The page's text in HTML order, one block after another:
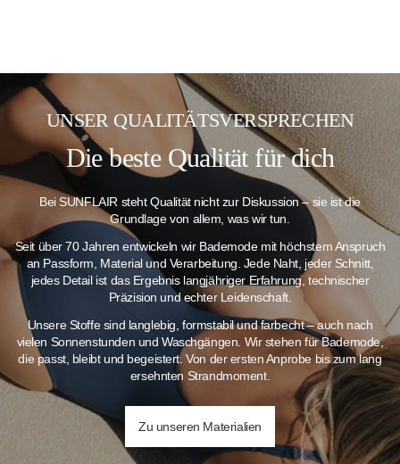
UNSER QUALITÄTSVERSPRECHEN
Die beste Qualität für dich
Bei SUNFLAIR steht Qualität nicht zur Diskussion – sie ist die
Grundlage von allem, was wir tun.
Seit über 70 Jahren entwickeln wir Bademode mit höchstem Anspruch
an Passform, Material und Verarbeitung. Jede Naht, jeder Schnitt,
jedes Detail ist das Ergebnis langjähriger Erfahrung, technischer
Präzision und echter Leidenschaft.
Unsere Stoffe sind langlebig, formstabil und farbecht – auch nach
vielen Sonnenstunden und Waschgängen. Wir stehen für Bademode,
die passt, bleibt und begeistert. Von der ersten Anprobe bis zum lang
ersehnten Strandmoment.
Zu unseren Materialien